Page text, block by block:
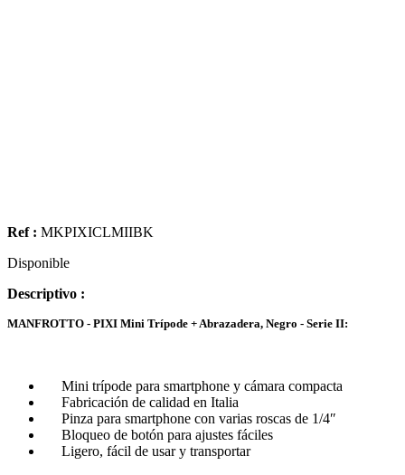
Ref : MKPIXICLMIIBK
Disponible
Descriptivo :
MANFROTTO - PIXI Mini Trípode + Abrazadera, Negro - Serie II:
Mini trípode para smartphone y cámara compacta
Fabricación de calidad en Italia
Pinza para smartphone con varias roscas de 1/4″
Bloqueo de botón para ajustes fáciles
Ligero, fácil de usar y transportar